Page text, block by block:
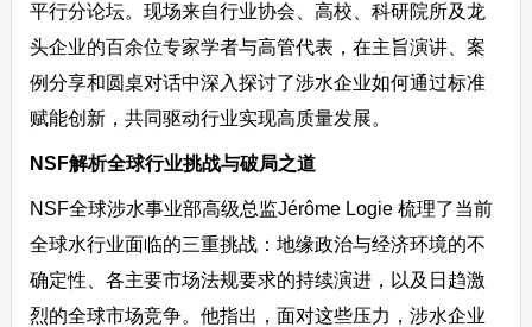
平行分论坛。现场来自行业协会、高校、科研院所及龙
头企业的百余位专家学者与高管代表，在主旨演讲、案
例分享和圆桌对话中深入探讨了涉水企业如何通过标准
赋能创新，共同驱动行业实现高质量发展。
NSF解析全球行业挑战与破局之道
NSF全球涉水事业部高级总监Jérôme Logie 梳理了当前
全球水行业面临的三重挑战：地缘政治与经济环境的不
确定性、各主要市场法规要求的持续演进，以及日趋激
烈的全球市场竞争。他指出，面对这些压力，涉水企业